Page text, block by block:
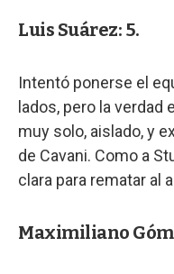
Luis Suárez: 5.
Intentó ponerse el
lados, pero la verdad
muy solo, aislado, y
de Cavani. Como a
clara para rematar al
Maximiliano